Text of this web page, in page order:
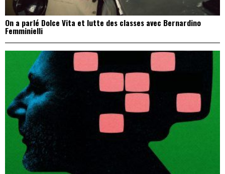
On a parlé Dolce Vita et lutte des classes avec Bernardino
Femminielli